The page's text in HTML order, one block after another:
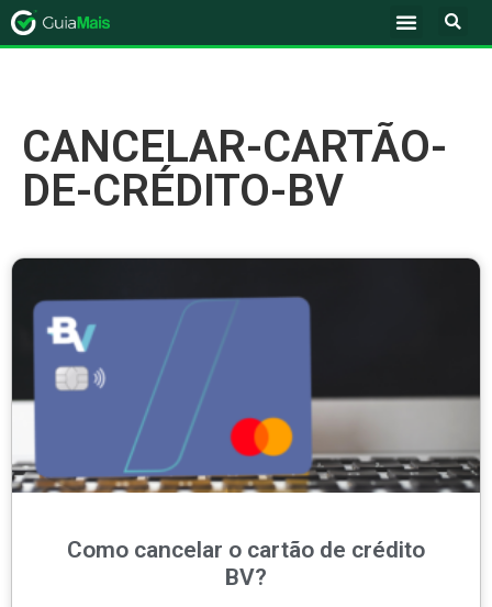
CANCELAR-CARTÃO-
DE-CRÉDITO-BV
Como cancelar o cartão de crédito
BV?